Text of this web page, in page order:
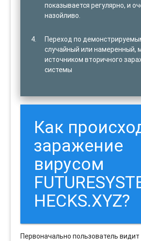
показывается регулярно, и
назойливо.
Переход по
случайный или намеренный,
источником вторичного
системы
Как
заражение
вирусом
HECKS.XYZ?
Первоначально пользователь